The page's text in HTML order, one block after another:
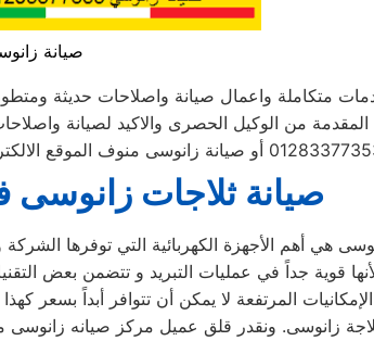
صيانة
متكاملة واعمال صيانة واصلاحات حديثة
المقدمة من الوكيل الحصرى والاكيد لصيانة
صيانة ثلاجات
المرتفعة لا يمكن أن تتوافر أبداً بسعر
زانوسى. ونقدر قلق عميل مركز صيانه زانوسى